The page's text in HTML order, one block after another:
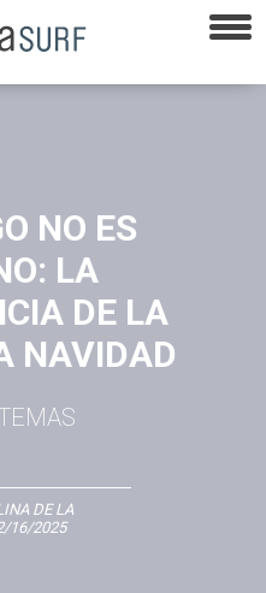
NO ES
LA
DE LA
NAVIDAD
DE LA
16/2025